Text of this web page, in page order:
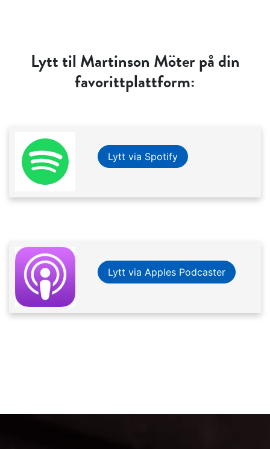
Lytt til Martinson Möter på din
favorittplattform:
Lytt via Spotify
Lytt via Apples Podcaster